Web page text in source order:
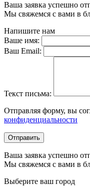
Ваша заявка успешно
Мы свяжемся с вами в
Напишите нам
Ваше имя:
Ваш Email:
Текст письма:
Отправляя форму, вы
конфиденциальности
Отправить
Ваша заявка успешно
Мы свяжемся с вами в
Выберите ваш город